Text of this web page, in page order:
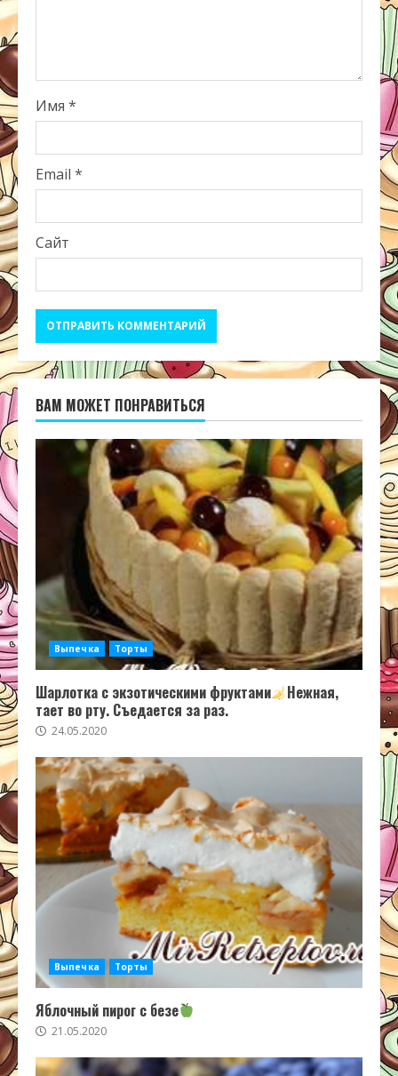
Имя *
Email *
Сайт
ВАМ МОЖЕТ ПОНРАВИТЬСЯ
Выпечка Торты
Шарлотка с экзотическими фруктами
Нежная,
тает во рту. Съедается за раз.
24.05.2020
Выпечка Торты
Яблочный пирог с безе
21.05.2020